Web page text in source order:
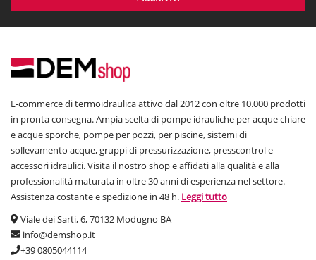
E-commerce di termoidraulica attivo dal 2012 con oltre 10.000 prodotti
in pronta consegna. Ampia scelta di pompe idrauliche per acque chiare
e acque sporche, pompe per pozzi, per piscine, sistemi di
sollevamento acque, gruppi di pressurizzazione, presscontrol e
accessori idraulici. Visita il nostro shop e affidati alla qualità e alla
professionalità maturata in oltre 30 anni di esperienza nel settore.
Assistenza costante e spedizione in 48 h. Leggi tutto
Viale dei Sarti, 6, 70132 Modugno BA
info@demshop.it
+39 0805044114